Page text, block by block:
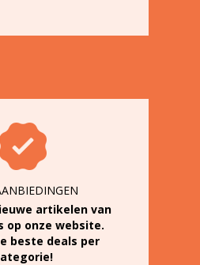
artikelen van
op onze website.
beste deals per